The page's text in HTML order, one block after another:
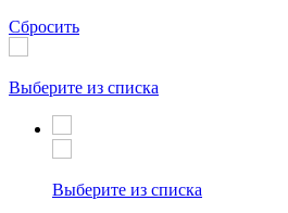
Сбросить
Выберите из списка
Выберите из списка